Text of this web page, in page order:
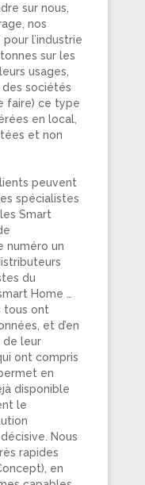
sur nous,
nos
l’industrie
sur les
usages,
des sociétés
faire) ce type
en local,
et non
peuvent
spécialistes
Smart
numéro un
du
Home …
tous ont
et d’en
de leur
ont compris
en
disponible
le
Nous
rapides
en